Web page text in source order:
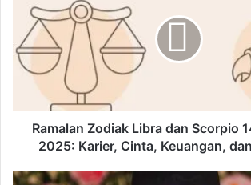
a
o
k
Ramalan Zodiak Libra dan Scorpio
2025: Karier, Cinta, Keuangan,
T